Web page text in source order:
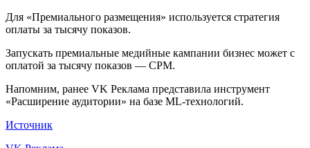
Для «Премиального размещения» используется стратегия
оплаты за тысячу показов.
Запускать премиальные медийные кампании бизнес может с
оплатой за тысячу показов — CPM.
Напомним, ранее VK Реклама представила инструмент
«Расширение аудитории» на базе ML-технологий.
Источник